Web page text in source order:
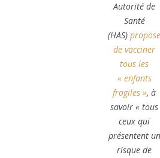
Autorité de
Santé
(HAS) propose
de vacciner
tous les
« enfants
fragiles », à
savoir « tous
ceux qui
présentent un
risque de